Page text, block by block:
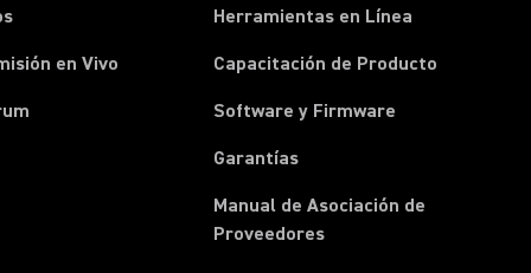
en Vivo
Herramientas en Línea
Capacitación de Producto
Software y Firmware
Garantías
Manual de Asociación de
Proveedores(Opens in a new tab)